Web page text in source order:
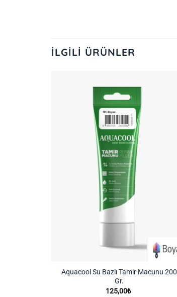
İLGILI ÜRÜNLER
Aquacool Su Bazlı Tamir Macunu 200
Gr.
125,00₺